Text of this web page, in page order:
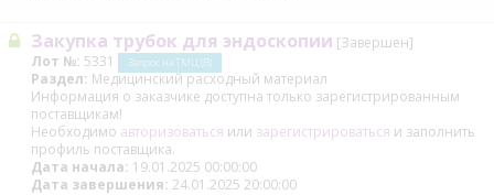
Закупка трубок для эндоскопии [Завершен]
Лот №: 5331 Запрос на ТМЦ (В)
Раздел: Медицинский расходный материал
Информация о заказчике доступна только зарегистрированным
поставщикам!
Необходимо авторизоваться или зарегистрироваться и заполнить
профиль поставщика.
Дата начала: 19.01.2025 00:00:00
Дата завершения: 24.01.2025 20:00:00